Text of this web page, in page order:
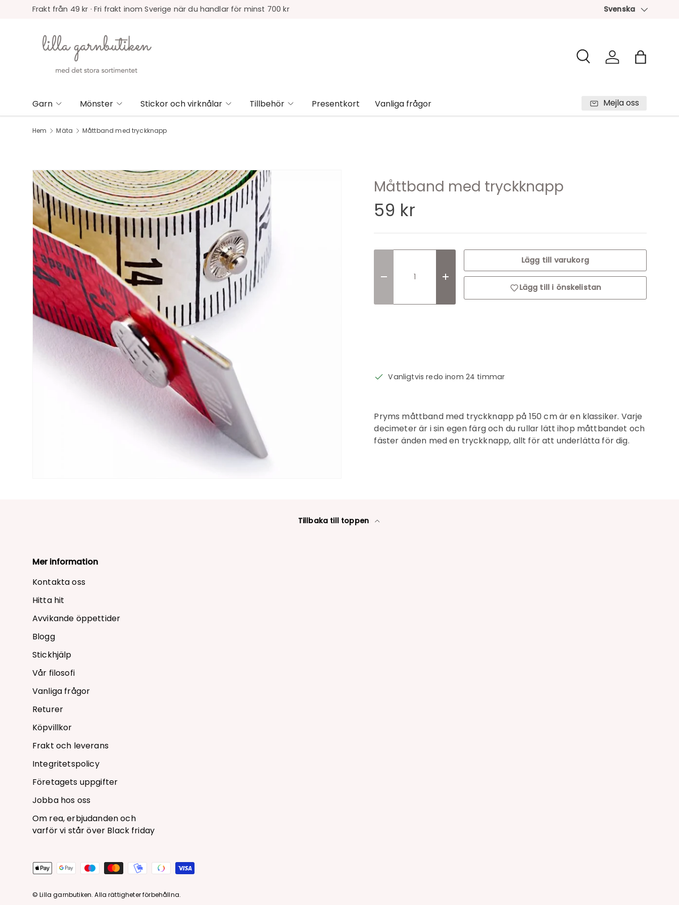
Frakt från 49 kr · Fri frakt inom Sverige när du handlar för minst 700 kr Språk
Svenska
Sök Logga inVäska
Garn Mönster Stickor och virknålar Tillbehör Presentkort Vanliga frågor Mejla oss
Hem Mäta Måttband med tryckknapp
Måttband med tryckknapp
59 kr
Translation missing: sv.cart.items.decrease_quantity
Translation missing: sv.cart.items.increase_quantity
Lägg till varukorg
Lägg till i önskelistan
Vanligtvis redo inom 24 timmar
Pryms måttband med tryckknapp på 150 cm är en klassiker. Varje
decimeter är i sin egen färg och du rullar lätt ihop måttbandet och
fäster änden med en tryckknapp, allt för att underlätta för dig.
Tillbaka till toppen
Mer information
Kontakta oss
Hitta hit
Avvikande öppettider
Blogg
Stickhjälp
Vår filosofi
Vanliga frågor
Returer
Köpvillkor
Frakt och leverans
Integritetspolicy
Företagets uppgifter
Jobba hos oss
Om rea, erbjudanden och
varför vi står över Black friday
Betalningsmetoder
© Lilla garnbutiken. Alla rättigheter förbehållna.